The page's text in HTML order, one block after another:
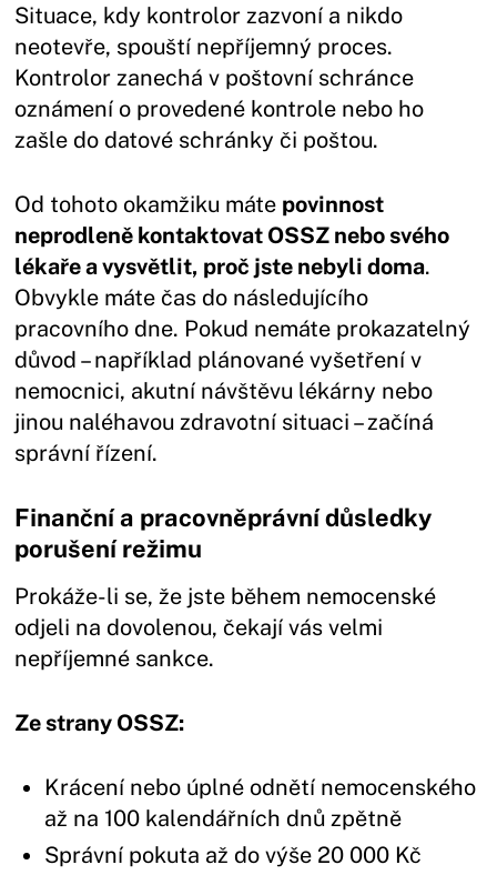
Situace, kdy kontrolor zazvoní a nikdo
neotevře, spouští nepříjemný proces.
Kontrolor zanechá v poštovní schránce
oznámení o provedené kontrole nebo ho
zašle do datové schránky či poštou.
Od tohoto okamžiku máte povinnost
neprodleně kontaktovat OSSZ nebo svého
lékaře a vysvětlit, proč jste nebyli doma.
Obvykle máte čas do následujícího
pracovního dne. Pokud nemáte prokazatelný
důvod – například plánované vyšetření v
nemocnici, akutní návštěvu lékárny nebo
jinou naléhavou zdravotní situaci – začíná
správní řízení.
Finanční a pracovněprávní důsledky
porušení režimu
Prokáže-li se, že jste během nemocenské
odjeli na dovolenou, čekají vás velmi
nepříjemné sankce.
Ze strany OSSZ:
Krácení nebo úplné odnětí nemocenského
až na 100 kalendářních dnů zpětně
Správní pokuta až do výše 20 000 Kč